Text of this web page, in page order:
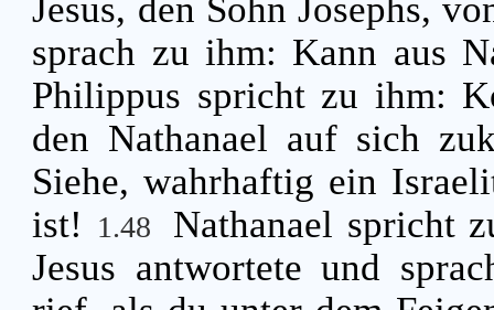
Jesus, den Sohn Josephs,
sprach zu ihm: Kann aus
Philippus spricht zu ihm:
den Nathanael auf sich
Siehe, wahrhaftig ein
ist!
1.48
Nathanael spricht
Jesus antwortete und